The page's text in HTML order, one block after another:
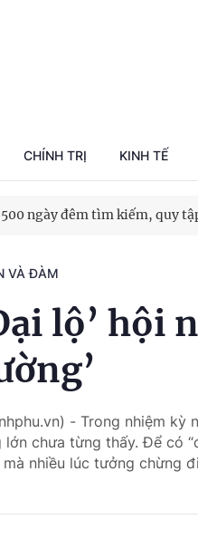
CHÍNH TRỊ KINH TẾ
VÀ ĐÀM
lộ’ hội
- Trong nhiệm kỳ
lớn chưa từng thấy. Để có
mà nhiều lúc tưởng chừng